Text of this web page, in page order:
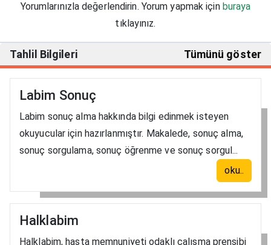
Yorumlarınızla değerlendirin. Yorum yapmak için buraya
tıklayınız.
Tahlil Bilgileri Tümünü göster
Labim Sonuç
Labim sonuç alma hakkında bilgi edinmek isteyen
okuyucular için hazırlanmıştır. Makalede, sonuç alma,
sonuç sorgulama, sonuç öğrenme ve sonuç sorgul...
oku..
Halklabim
Halklabim, hasta memnuniyeti odaklı çalışma prensibi